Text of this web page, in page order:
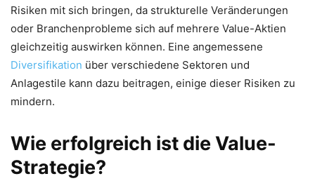
Risiken mit sich bringen, da strukturelle Veränderungen
oder Branchenprobleme sich auf mehrere Value-Aktien
gleichzeitig auswirken können. Eine angemessene
Diversifikation über verschiedene Sektoren und
Anlagestile kann dazu beitragen, einige dieser Risiken zu
mindern.
Wie erfolgreich ist die Value-
Strategie?